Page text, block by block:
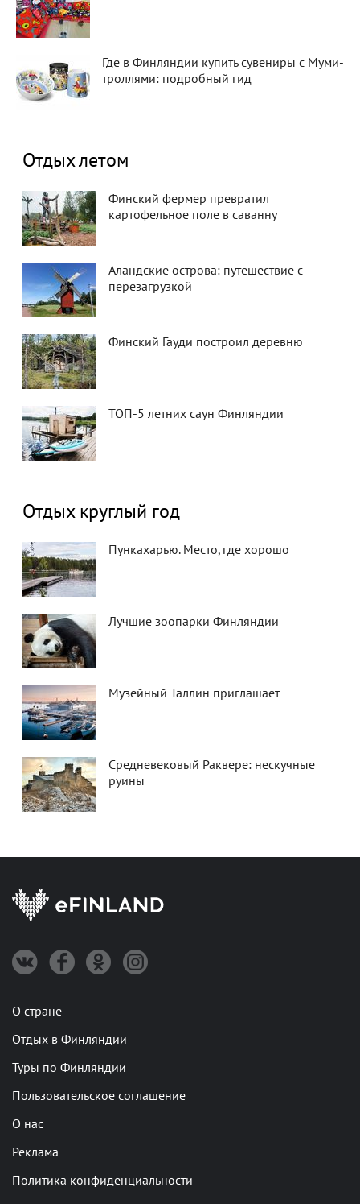
Где в Финляндии купить сувениры с Муми-
троллями: подробный гид
Отдых летом
Финский фермер превратил
картофельное поле в саванну
Аландские острова: путешествие с
перезагрузкой
Финский Гауди построил деревню
ТОП-5 летних саун Финляндии
Отдых круглый год
Пункахарью. Место, где хорошо
Лучшие зоопарки Финляндии
Музейный Таллин приглашает
Средневековый Раквере: нескучные
руины
О стране
Отдых в Финляндии
Туры по Финляндии
Пользовательское соглашение
О нас
Реклама
Политика конфиденциальности